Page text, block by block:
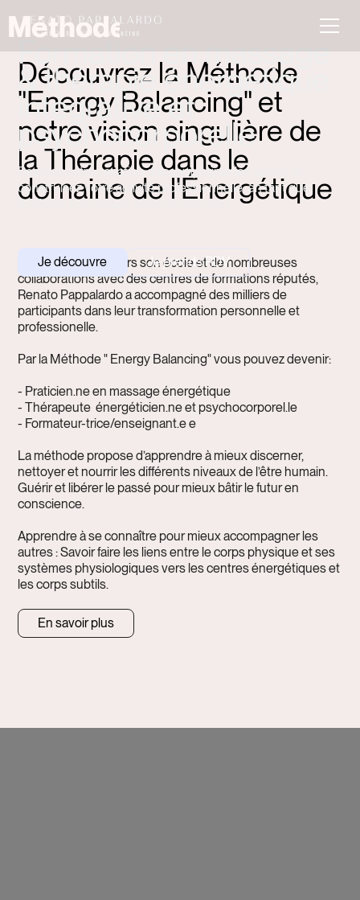
Méthode
Formation en massage
& thérapie énergétique
intégrative et
psychocorporelle
Réalisez votre vocation d'accompagner les autres et
construisez votre activité professionnelle en tant que
praticien, thérapeute et/ou enseignant.
Je découvre Je prends RDV
Découvrez la Méthode
"Energy Balancing" et
notre vision singulière de
la Thérapie dans le
domaine de l'Énergétique
Depuis 1999, à travers son école et de nombreuses
collaborations avec des centres de formations réputés,
Renato Pappalardo a accompagné des milliers de
participants dans leur transformation personnelle et
professionelle.
Par la Méthode " Energy Balancing" vous pouvez devenir:
- Praticien.ne en massage énergétique
- Thérapeute énergéticien.ne et psychocorporel.le
- Formateur-trice/enseignant.e e
La méthode propose d’apprendre à mieux discerner,
nettoyer et nourrir les différents niveaux de l’être humain.
Guérir et libérer le passé pour mieux bâtir le futur en
conscience.
Apprendre à se connaître pour mieux accompagner les
autres : Savoir faire les liens entre le corps physique et ses
systèmes physiologiques vers les centres énergétiques et
les corps subtils.
En savoir plus